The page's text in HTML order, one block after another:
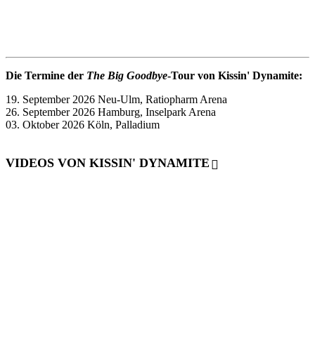
Die Termine der The Big Goodbye-Tour von Kissin' Dynamite:
19. September 2026 Neu-Ulm, Ratiopharm Arena
26. September 2026 Hamburg, Inselpark Arena
03. Oktober 2026 Köln, Palladium
VIDEOS VON KISSIN' DYNAMITE